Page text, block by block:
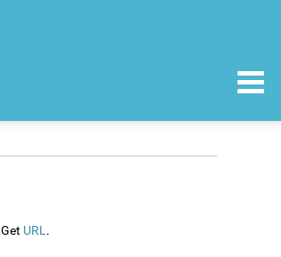
Get URL.